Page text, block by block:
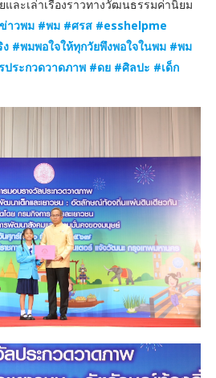
ละเล่าเรื่องราวทางวัฒนธรรมค่านิยม
ข่าวพม #พม #ศรส #esshelpme
#พมพอใจให้ทุกวัยพึงพอใจในพม #พม
ประกวดวาดภาพ #ดย #ศิลปะ #เด็ก